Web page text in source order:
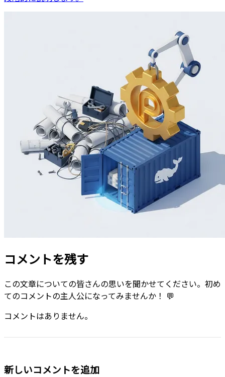
コメントを残す
この文章についての皆さんの思いを聞かせてください。初め
てのコメントの主人公になってみませんか！ 💬
コメントはありません。
新しいコメントを追加